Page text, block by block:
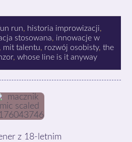
run, historia improwizacji,
stosowana, innowacje w
mit talentu, rozwój osobisty,the
,whose line is it anyway
z 18-letnim